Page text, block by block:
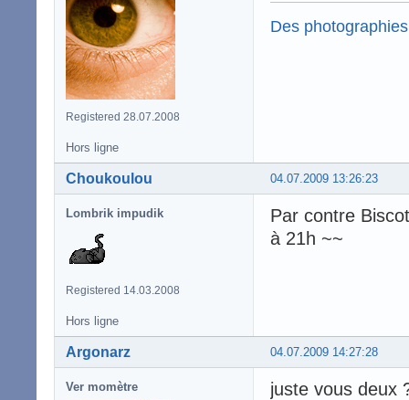
Registered 28.07.2008
Des
Hors ligne
04.07.2009 13:26:23
Choukoulou
Lombrik impudik
Registered 14.03.2008
Par contre
à 21h ~~
Hors ligne
04.07.2009 14:27:28
Argonarz
Ver momètre
juste vous deux